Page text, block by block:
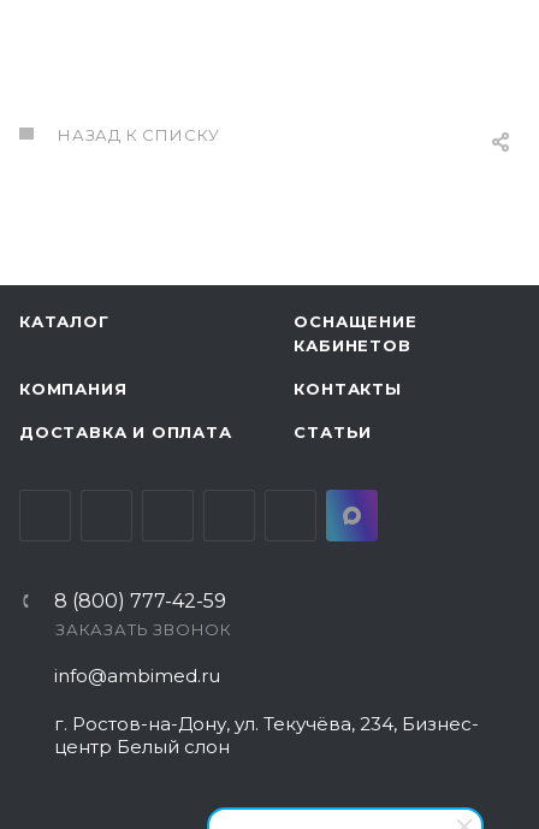
НАЗАД К СПИСКУ
КАТАЛОГ
ОСНАЩЕНИЕ
КАБИНЕТОВ
КОМПАНИЯ КОНТАКТЫ
ДОСТАВКА И ОПЛАТА СТАТЬИ
8 (800) 777-42-59
ЗАКАЗАТЬ ЗВОНОК
info@ambimed.ru
г. Ростов-на-Дону, ул. Текучёва, 234, Бизнес-
центр Белый слон